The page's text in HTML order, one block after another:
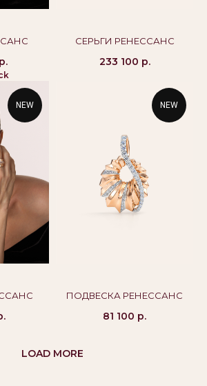
р.
СЕРЬГИ РЕНЕССАНС
233 100 р.
NEW NEW
ПОДВЕСКА РЕНЕССАНС
81 100 р.
LOAD MORE